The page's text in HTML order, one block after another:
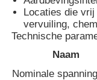
Contacteer ons
Locaties die
vervuiling,
Technische
Naam
Nominale spanning